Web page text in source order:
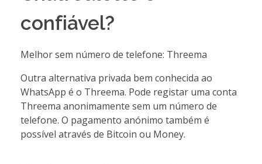
confiável?
Melhor sem número de telefone: Threema
Outra alternativa privada bem conhecida ao
WhatsApp é o Threema. Pode registar uma conta
Threema anonimamente sem um número de
telefone. O pagamento anónimo também é
possível através de Bitcoin ou Money.